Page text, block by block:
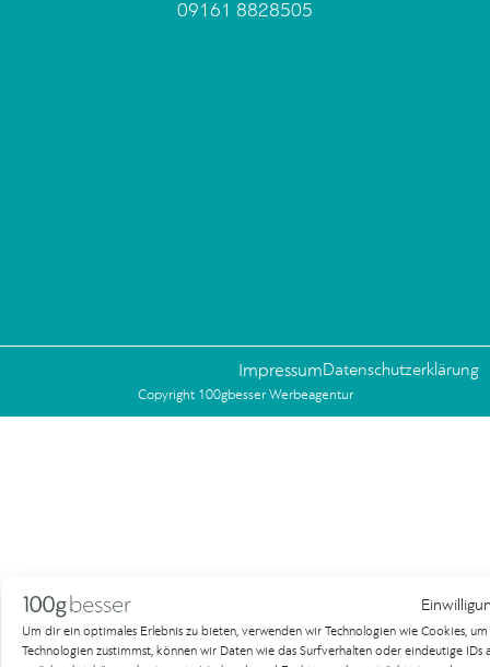
Um dir ein optimales Erlebnis zu bieten, verwenden wir Technologien wie Cookies,
Technologien zustimmst, können wir Daten wie das Surfverhalten oder eindeutige
09161 8828505
Copyright 100gbesser Werbeagentur
Datenschutzerklärung
Impressum